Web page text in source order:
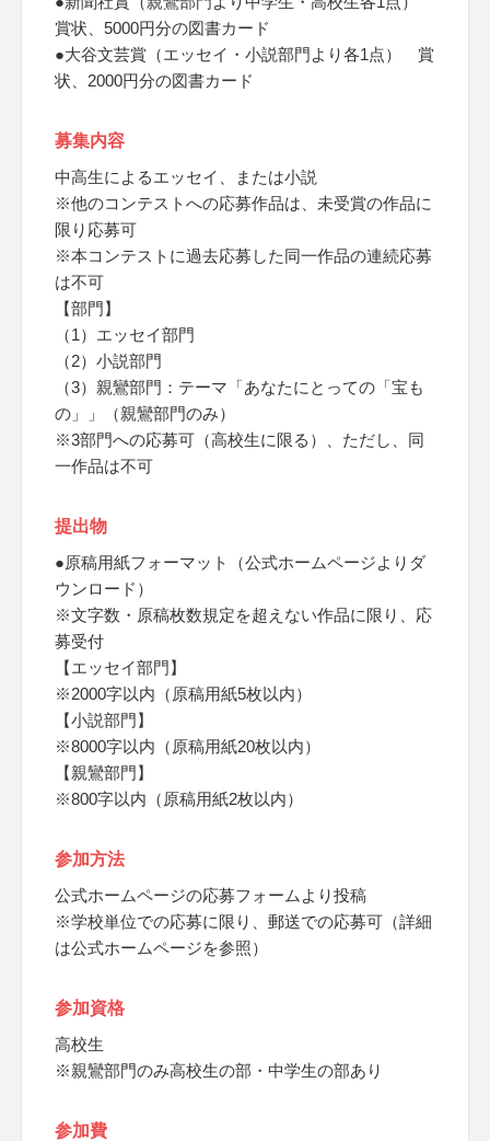
賞状、5000円分の図書カード
●大谷文芸賞（エッセイ・小説部門より各1点） 賞
状、2000円分の図書カード
募集内容
中高生によるエッセイ、または小説
※他のコンテストへの応募作品は、未受賞の作品に
限り応募可
※本コンテストに過去応募した同一作品の連続応募
は不可
【部門】
（1）エッセイ部門
（2）小説部門
（3）親鸞部門：テーマ「あなたにとっての「宝も
の」」（親鸞部門のみ）
※3部門への応募可（高校生に限る）、ただし、同
一作品は不可
提出物
●原稿用紙フォーマット（公式ホームページよりダ
ウンロード）
※文字数・原稿枚数規定を超えない作品に限り、応
募受付
【エッセイ部門】
※2000字以内（原稿用紙5枚以内）
【小説部門】
※8000字以内（原稿用紙20枚以内）
【親鸞部門】
※800字以内（原稿用紙2枚以内）
参加方法
公式ホームページの応募フォームより投稿
※学校単位での応募に限り、郵送での応募可（詳細
は公式ホームページを参照）
参加資格
高校生
※親鸞部門のみ高校生の部・中学生の部あり
参加費